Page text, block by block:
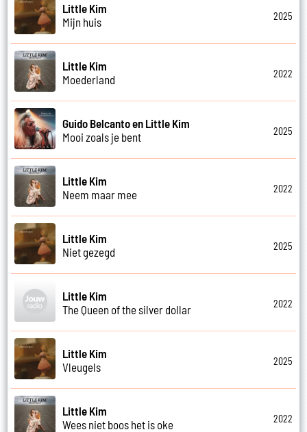
Little Kim
Mijn huis
2025
Little Kim
Moederland
2022
Guido Belcanto en Little Kim
Mooi zoals je bent
2025
Little Kim
Neem maar mee
2022
Little Kim
Niet gezegd
2025
Little Kim
The Queen of the silver dollar
2022
Little Kim
Vleugels
2025
Little Kim
Wees niet boos het is oke
2022